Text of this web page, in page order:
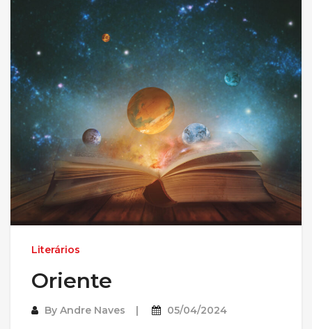
Literários
Oriente
By Andre Naves 05/04/2024